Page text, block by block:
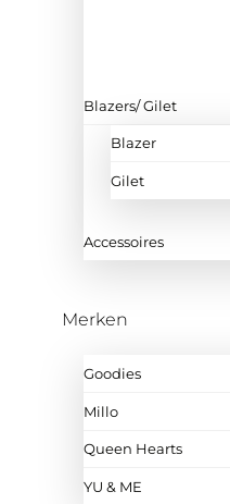
Blazers/ Gilet
Blazer
Gilet
Accessoires
Merken
Goodies
Millo
Queen Hearts
YU & ME